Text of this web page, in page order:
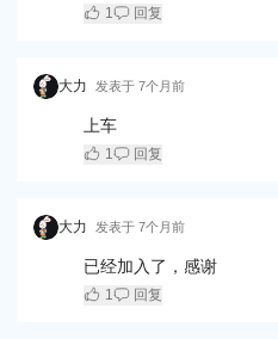
1 回复
大力 发表于 7个月前
上车
1 回复
大力 发表于 7个月前
已经加入了，感谢
1 回复